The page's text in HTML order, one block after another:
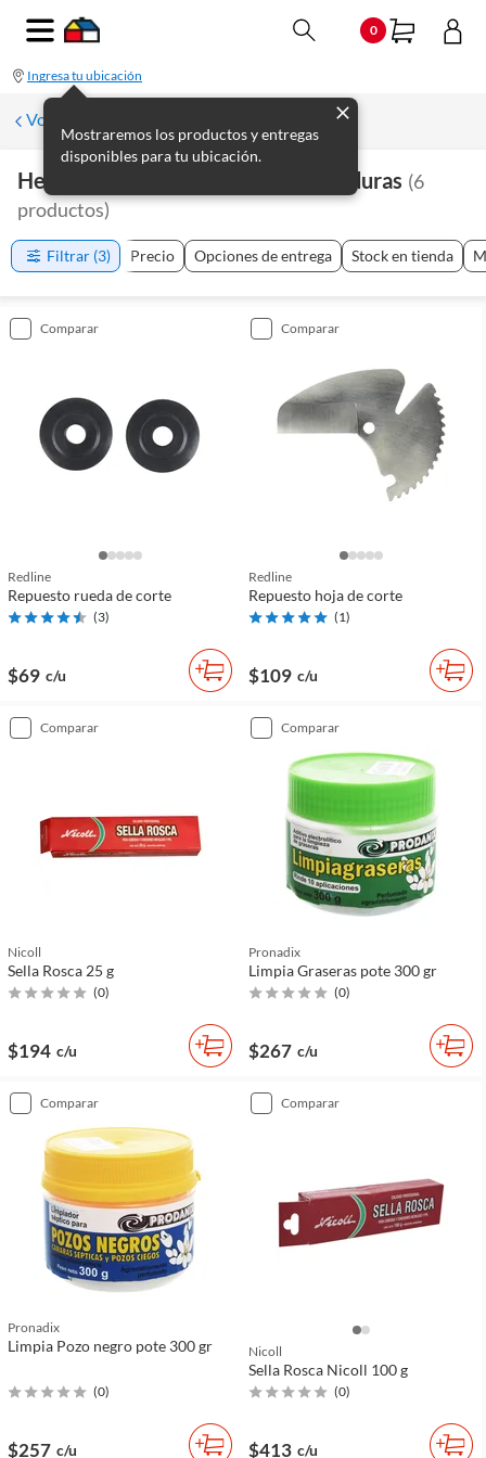
0
Ingresa tu ubicación
Mostraremos los productos y entregas
disponibles para tu ubicación.
Volver a Plomería
Herramientas De Plomería Y Soldaduras (6
productos)
Filtrar (3) Precio Opciones de entrega Stock en tienda
comparar
Redline
Repuesto rueda de corte
(3)
$69 c/u
comparar
Redline
Repuesto hoja de corte
(1)
$109 c/u
comparar
Nicoll
Sella Rosca 25 g
(0)
$194 c/u
comparar
Pronadix
Limpia Graseras pote 300 gr
(0)
$267 c/u
comparar
Pronadix
Limpia Pozo negro pote 300 gr
(0)
$257 c/u
comparar
Nicoll
Sella Rosca Nicoll 100 g
(0)
$413 c/u